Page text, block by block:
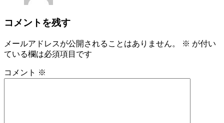
コメントを残す
メールアドレスが公開されることはありません。 ※ が付い
ている欄は必須項目です
コメント ※